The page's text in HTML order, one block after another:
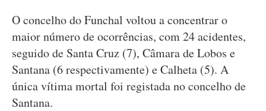
O concelho do Funchal voltou a concentrar o
maior número de ocorrências, com 24 acidentes,
seguido de Santa Cruz (7), Câmara de Lobos e
Santana (6 respectivamente) e Calheta (5). A
única vítima mortal foi registada no concelho de
Santana.